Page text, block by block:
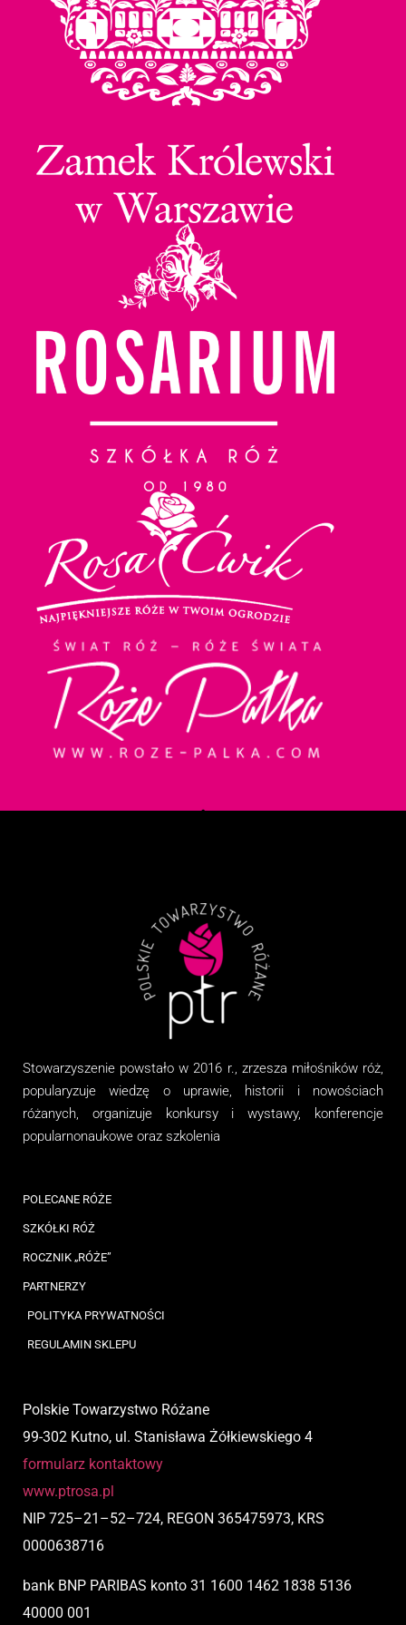
Stowarzyszenie powstało w 2016 r., zrzesza miłośników róż,
popularyzuje wiedzę o uprawie, historii i nowościach
różanych, organizujekonkursy i wystawy, konferencje
popularnonaukowe oraz szkolenia
POLECANE RÓŻE
SZKÓŁKI RÓŻ
ROCZNIK „RÓŻE”
PARTNERZY
POLITYKA PRYWATNOŚCI
REGULAMIN SKLEPU
Polskie Towarzystwo Różane
99-302 Kutno, ul. Stanisława Żółkiewskiego 4
formularz kontaktowy
www.ptrosa.pl
NIP 725–21 –52–724, REGON 365475973, KRS
0000638716
bank BNP PARIBAS konto 31 1600 1462 1838 5136
40000 001